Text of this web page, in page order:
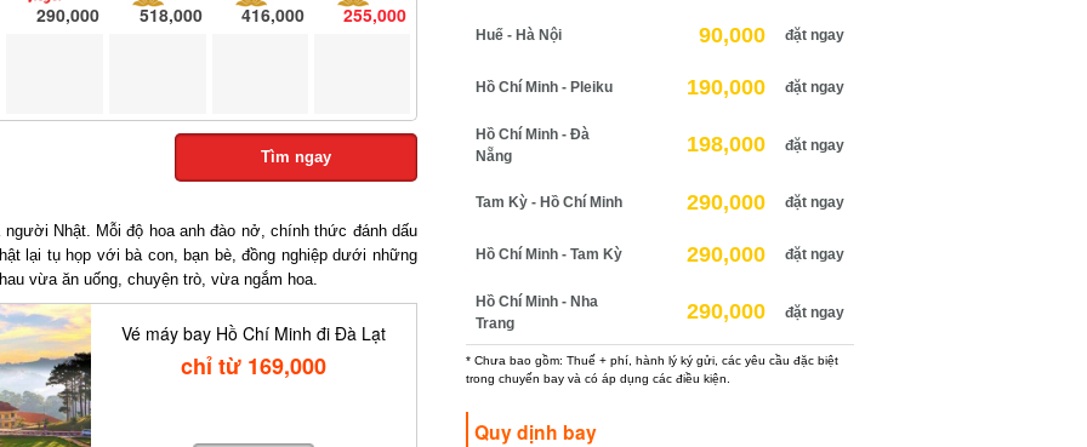
290,000 518,000 416,000 255,000
Tìm ngay
Nhật. Mỗi độ hoa anh đào nở, chính thức đánh dấu
lại tụ họp với bà con, bạn bè, đồng nghiệp dưới những
vừa ăn uống, chuyện trò, vừa ngắm hoa.
Vé máy bay Hồ Chí Minh đi Đà Lạt
chỉ từ 169,000
Huế - Hà Nội 90,000 đặt ngay
Hồ Chí Minh - Pleiku 190,000 đặt ngay
Hồ Chí Minh - Đà
Nẵng
198,000 đặt ngay
Tam Kỳ - Hồ Chí Minh 290,000 đặt ngay
Hồ Chí Minh - Tam Kỳ 290,000 đặt ngay
Hồ Chí Minh - Nha
Trang
290,000 đặt ngay
* Chưa bao gồm: Thuế + phí, hành lý ký gửi, các yêu cầu đặc biệt
trong chuyến bay và có áp dụng các điều kiện.
Quy dịnh bay